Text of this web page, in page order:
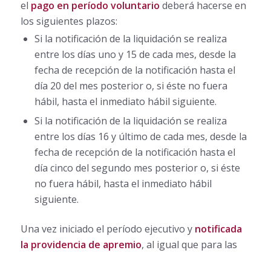
el pago en período voluntario deberá hacerse en
los siguientes plazos:
Si la notificación de la liquidación se realiza
entre los días uno y 15 de cada mes, desde la
fecha de recepción de la notificación hasta el
día 20 del mes posterior o, si éste no fuera
hábil, hasta el inmediato hábil siguiente.
Si la notificación de la liquidación se realiza
entre los días 16 y último de cada mes, desde la
fecha de recepción de la notificación hasta el
día cinco del segundo mes posterior o, si éste
no fuera hábil, hasta el inmediato hábil
siguiente.
Una vez iniciado el período ejecutivo y notificada
la providencia de apremio, al igual que para las